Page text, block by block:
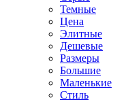
Темные
Цена
Элитные
Дешевые
Размеры
Большие
Маленькие
Стиль